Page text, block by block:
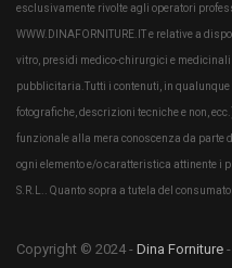
esclusivamente rivolte agli operatori
WWW.DINAFORNITURE.IT e relative a
vitro, presidi medico-chirurgici e
pubblicitaria.Tutti i contenuti, in
fotografiche, descrizioni tecniche e non,
funzionale alla mera conoscenza da parte
ogni elemento e/o caratteristica attinente i
S.R.L.. Quanto sopra a tutela del
Copyright © 2024 - Dina Forniture